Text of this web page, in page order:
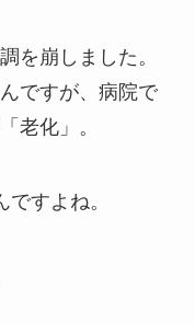
を崩しました。
ですが、病院で
老化」。
すよね。